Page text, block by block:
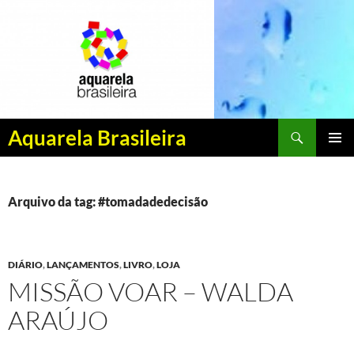
Aquarela Brasileira
Pesquisar
PULAR
CONTEÚDO
Arquivo da tag: #tomadadedecisão
DIÁRIO,LANÇAMENTOS,LIVRO,LOJA
MISSÃO VOAR – WALDA
ARAÚJO